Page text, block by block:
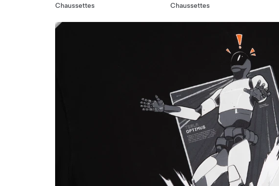
Chaussettes
Chaussettes